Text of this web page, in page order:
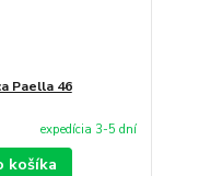
Paella 46
expedícia 3-5 dní
košíka